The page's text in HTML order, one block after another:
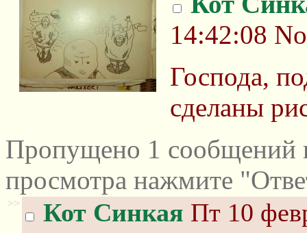
14:42:08
Господа,
сделаны
Пропущено 1 сообщений
просмотра нажмите
>> Кот Синкая Пт 10